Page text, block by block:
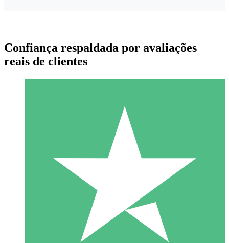
Pacotes de Créditos Individuais
Pague conforme o uso com créditos de download. Sem
1000
Confiança respaldada por avaliações
reais de clientes